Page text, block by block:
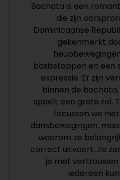
Bachata is een
die zijn
Dominicaanse
gekenmerkt
basisstappen en
expressie. Er zijn
binnen de
speelt een grote rol.
focussen we
dansbewegingen,
waarom ze
correct uitvoert. Zo
je met
iedereen